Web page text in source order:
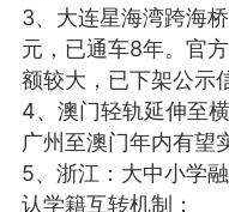
脂
卡卡动能素
建术
DRYY面膜
爆款平台 Lv.8 靓号
26 23:18
电脑端 美业资讯
3、大连星海湾跨海
元，已通车8年。官
额较大，已下架公示
4、澳门轻轨延伸至
广州至澳门年内有望
5、浙江：大中小学
认学籍互转机制；